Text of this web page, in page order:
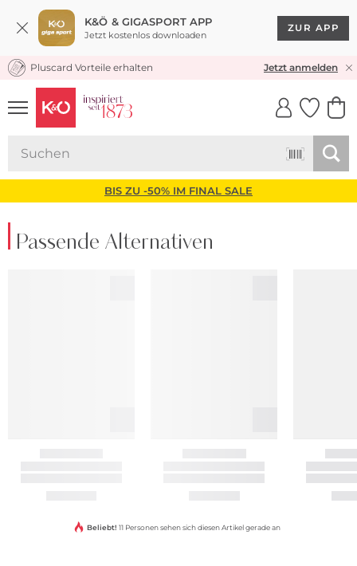
K&Ö & GIGASPORT APP
Jetzt kostenlos downloaden
ZUR APP
KOSTENLOSER VERSAND* & RÜCKVERSAND
Pluscard Vorteile erhalten Jetzt anmelden
UNSERE APP
CLICK &
BIS ZU -50% IM FINAL SALE
Passende Alternativen
Beliebt! 11 Personen sehen sich diesen Artikel gerade an